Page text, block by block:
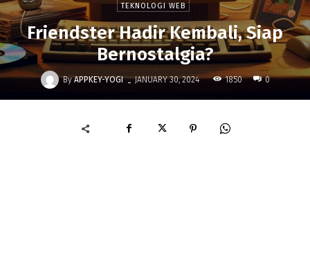
TEKNOLOGI WEB
Friendster Hadir Kembali, Siap
Bernostalgia?
By APPKEY-YOGI - JANUARY 30, 2024 1850 0